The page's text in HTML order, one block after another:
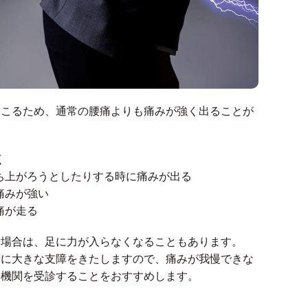
るため、通常の腰痛よりも痛みが強く出ることが
がろうとしたりする時に痛みが出る
みが強い
が走る
合は、足に力が入らなくなることもあります。
大きな支障をきたしますので、痛みが我慢できな
関を受診することをおすすめします。